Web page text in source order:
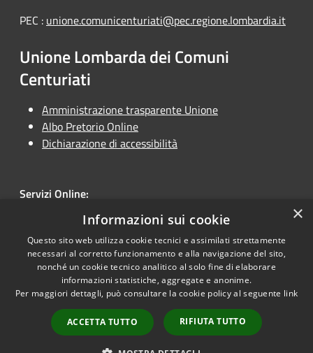
PEC : unione.comunicenturiati@pec.regione.lombardia.it
Unione Lombarda dei Comuni
Centuriati
Amministrazione trasparente Unione
Albo Pretorio Online
Dichiarazione di accessibilità
Servizi Online:
Unione Online
Accessibilità
Copyright © 2026 • Unione
Lombarda dei Comuni
Centuriati • Powered by
Municipium•Accesso
×
Informazioni sui cookie
Questo sito web utilizza cookie tecnici e assimilati strettamente
necessari al corretto funzionamento e alla navigazione del sito,
nonché un cookie tecnico analitico al solo fine di elaborare
informazioni statistiche, aggregate e anonime.
Per maggiori dettagli, può consultare la cookie policy al seguente link
ACCETTA TUTTO RIFIUTA TUTTO